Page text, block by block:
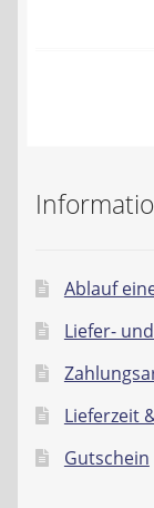
Ablauf
Liefer-
Lieferzeit
Gutschein